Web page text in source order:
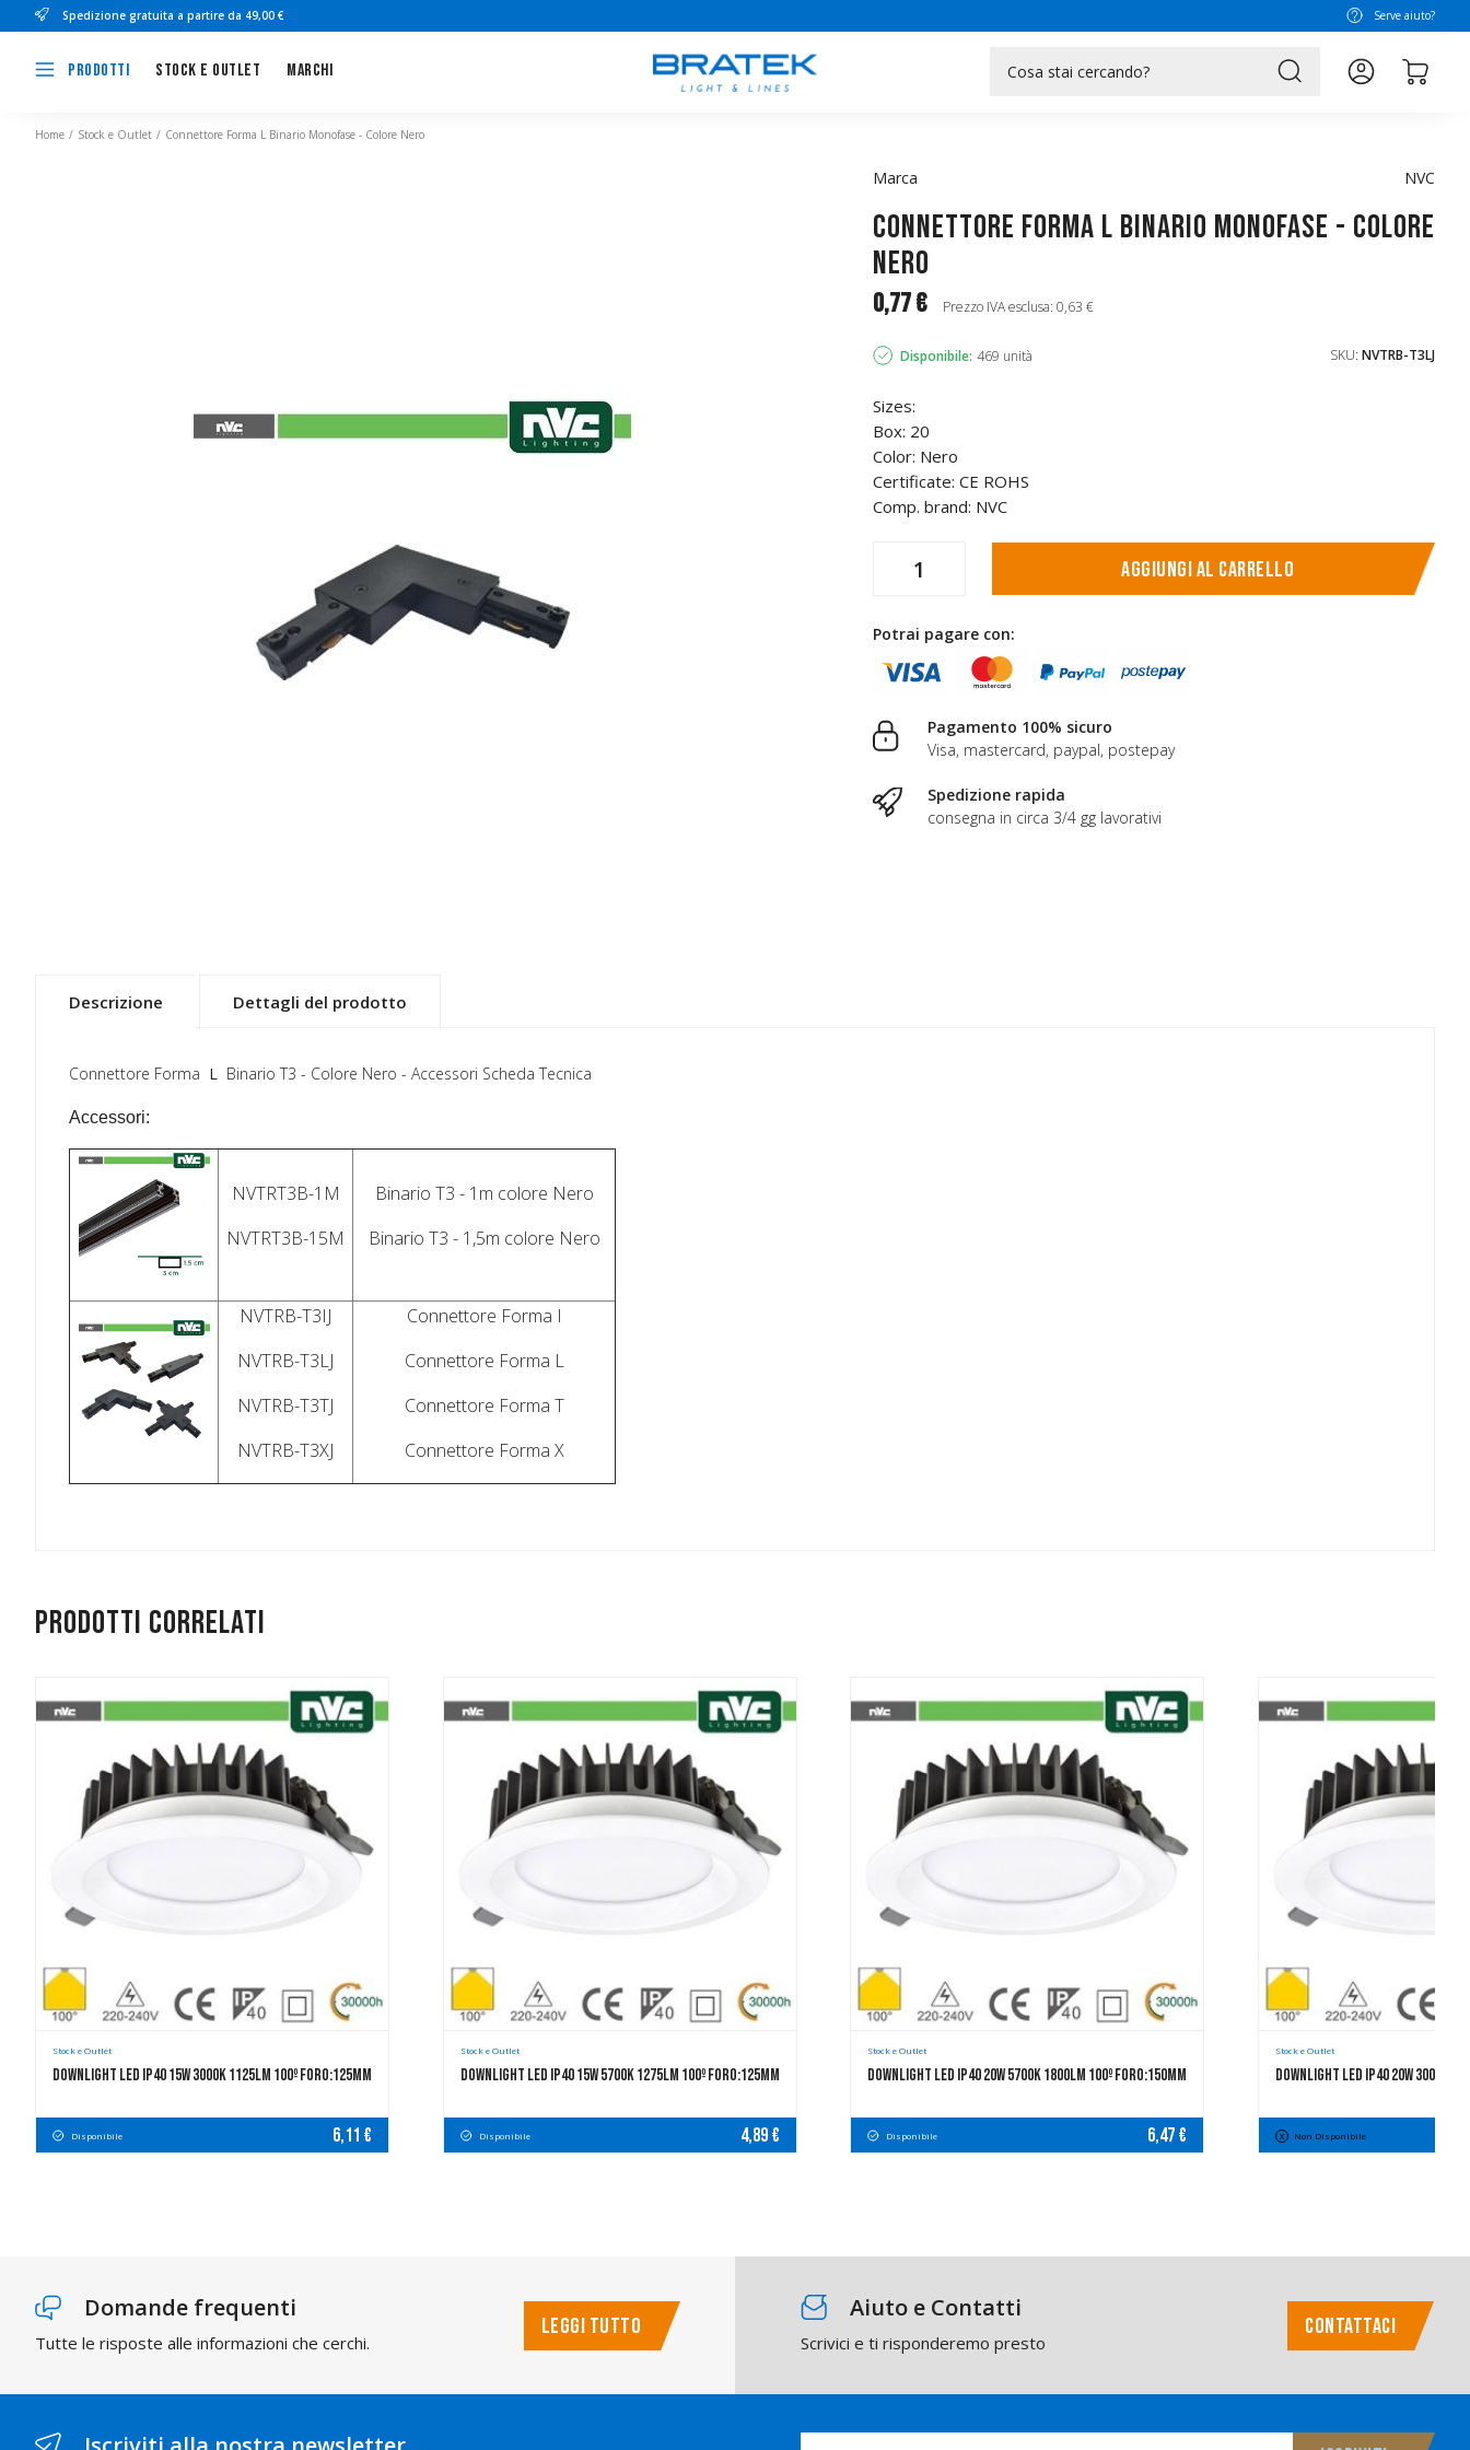
Spedizione gratuita a partire da 49,00 € Serve aiuto?
Prodotti Stock e outlet Marchi search
Home Stock e Outlet Connettore Forma L Binario Monofase - Colore Nero
Marca NVC
Connettore Forma L Binario Monofase - Colore
Nero
0,77 € Prezzo IVA esclusa: 0,63 €
Disponibile: 469 unità SKU: NVTRB-T3LJ
Sizes:
Box: 20
Color: Nero
Certificate: CE ROHS
Comp. brand: NVC
Aggiungi al carrello
Potrai pagare con:
Pagamento 100% sicuro
Visa, mastercard, paypal, postepay
Spedizione rapida
consegna in circa 3/4 gg lavorativi
Descrizione Dettagli del prodotto
Connettore Forma L Binario T3 - Colore Nero - Accessori Scheda Tecnica
Accessori:
NVTRT3B-1M
NVTRT3B-15M
Binario T3 - 1m colore Nero
Binario T3 - 1,5m colore Nero
NVTRB-T3IJ
NVTRB-T3LJ
NVTRB-T3TJ
NVTRB-T3XJ
Connettore Forma I
Connettore Forma L
Connettore Forma T
Connettore Forma X
Prodotti correlati
Stock e Outlet
Downlight LED IP40 15W 3000K 1125LM 100º FORO:125mm
Disponibile 6,11 €
Stock e Outlet
Downlight LED IP40 15W 5700K 1275LM 100º FORO:125mm
Disponibile 4,89 €
Stock e Outlet
Downlight LED IP40 20W 5700K 1800LM 100º FORO:150mm
Disponibile 6,47 €
Stock e Outlet
Downlight LED IP40 20W 3000K
Non Disponibile
Domande frequenti
Tutte le risposte alle informazioni che cerchi.
LEGGI TUTTO
Aiuto e Contatti
Scrivici e ti risponderemo presto
CONTATTACI